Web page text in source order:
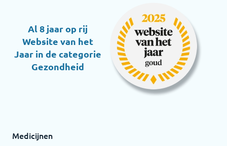
Al 8 jaar op rij
Website van het
Jaar in de categorie
Gezondheid
Medicijnen